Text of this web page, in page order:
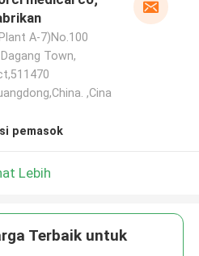
A-7)No.100
Town,
,Cina
pemasok
Lebih
Terbaik untuk